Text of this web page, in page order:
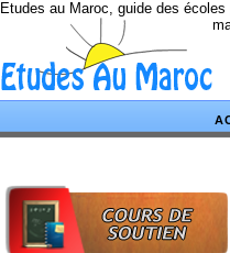
Etudes au Maroc, guide des